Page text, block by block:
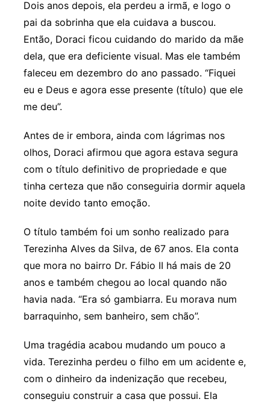
Dois anos depois, ela perdeu a irmã, e logo o
pai da sobrinha que ela cuidava a buscou.
Então, Doraci ficou cuidando do marido da mãe
dela, que era deficiente visual. Mas ele também
faleceu em dezembro do ano passado. “Fiquei
eu e Deus e agora esse presente (título) que ele
me deu”.
Antes de ir embora, ainda com lágrimas nos
olhos, Doraci afirmou que agora estava segura
com o título definitivo de propriedade e que
tinha certeza que não conseguiria dormir aquela
noite devido tanto emoção.
O título também foi um sonho realizado para
Terezinha Alves da Silva, de 67 anos. Ela conta
que mora no bairro Dr. Fábio II há mais de 20
anos e também chegou ao local quando não
havia nada. “Era só gambiarra. Eu morava num
barraquinho, sem banheiro, sem chão”.
Uma tragédia acabou mudando um pouco a
vida. Terezinha perdeu o filho em um acidente e,
com o dinheiro da indenização que recebeu,
conseguiu construir a casa que possui. Ela